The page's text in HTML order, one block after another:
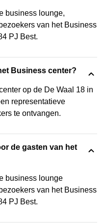
business lounge,
van het Business
PJ Best.
Business center?
op de De Waal 18 in
representatieve
te ontvangen.
de gasten van het
business lounge
van het Business
PJ Best.